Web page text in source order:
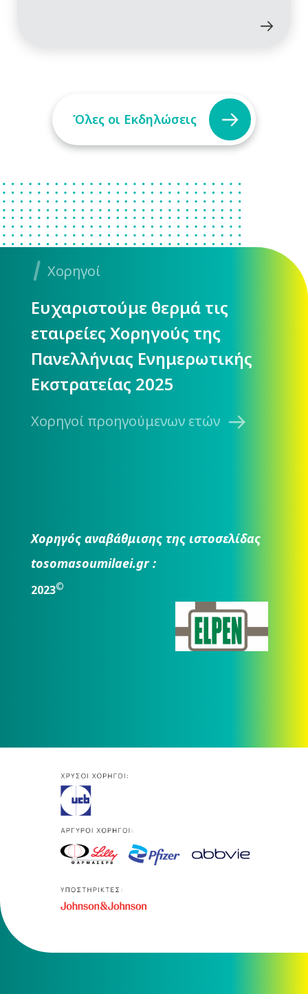
Όλες οι Εκδηλώσεις
Χορηγοί
Ευχαριστούμε θερμά τις
εταιρείες Χορηγούς της
Πανελλήνιας Ενημερωτικής
Εκστρατείας 2025
Χορηγοί προηγούμενων ετών
Χορηγός αναβάθμισης της ιστοσελίδας
tosomasoumilaei.gr :
2023©